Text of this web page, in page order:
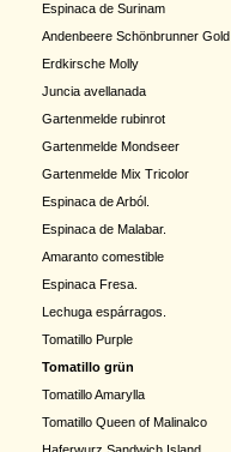
Espinaca de Surinam
Andenbeere Schönbrunner Gold
Erdkirsche Molly
Juncia avellanada
Gartenmelde rubinrot
Gartenmelde Mondseer
Gartenmelde Mix Tricolor
Espinaca de Arból.
Espinaca de Malabar.
Amaranto comestible
Espinaca Fresa.
Lechuga espárragos.
Tomatillo Purple
Tomatillo grün
Tomatillo Amarylla
Tomatillo Queen of Malinalco